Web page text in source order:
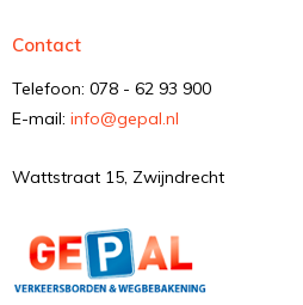
Contact
Telefoon: 078 - 62 93 900
E-mail: info@gepal.nl
Wattstraat 15, Zwijndrecht